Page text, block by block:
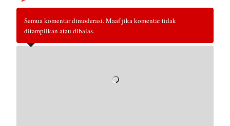
Semua komentar dimoderasi. Maaf jika komentar tidak
ditampilkan atau dibalas.